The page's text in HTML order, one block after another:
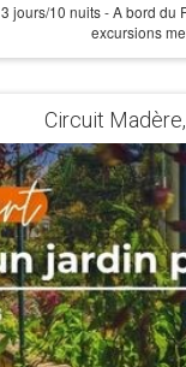
jours/10 nuits - A bord
excursions
Circuit